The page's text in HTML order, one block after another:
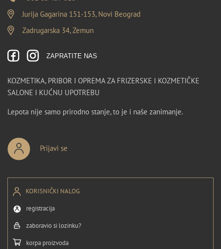
Jurija Gagarina 151-153, Novi Beograd
Zadrugarska 34, Zemun
ZAPRATITE NAS
KOZMETIKA, PRIBOR I OPREMA ZA FRIZERSKE I KOZMETIČKE
SALONE I KUĆNU UPOTREBU
Lepota nije samo prirodno stanje, to je i naše zanimanje.
Prijavi se
KORISNIČKI NALOG
registracija
zaboravio si lozinku?
korpa proizvoda